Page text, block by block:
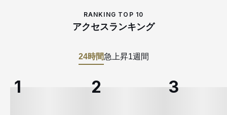
RANKING TOP 10
アクセスランキング
24時間急上昇1週間